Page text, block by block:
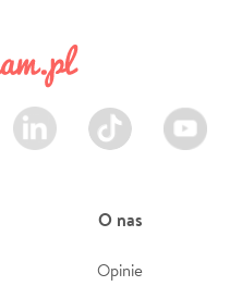
LinkedIn TikTok Youtube
O nas
Opinie